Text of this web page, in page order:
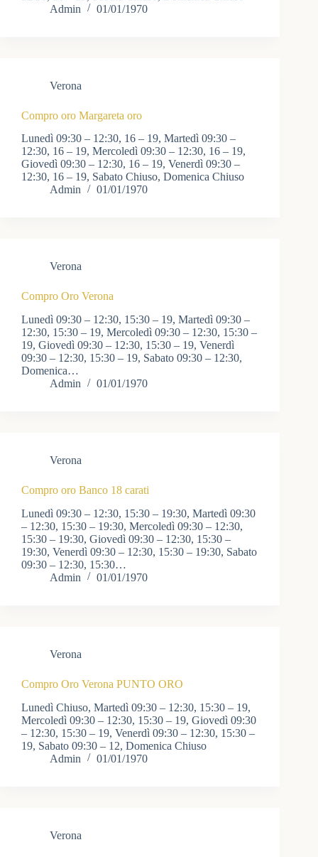
Admin
01/01/1970
Verona
Compro oro Margareta oro
Lunedì 09:30 – 12:30, 16 – 19, Martedì 09:30 –
12:30, 16 – 19, Mercoledì 09:30 – 12:30, 16 – 19,
Giovedì 09:30 – 12:30, 16 – 19, Venerdì 09:30 –
12:30, 16 – 19, Sabato Chiuso, Domenica Chiuso
Admin
01/01/1970
Verona
Compro Oro Verona
Lunedì 09:30 – 12:30, 15:30 – 19, Martedì 09:30 –
12:30, 15:30 – 19, Mercoledì 09:30 – 12:30, 15:30 –
19, Giovedì 09:30 – 12:30, 15:30 – 19, Venerdì
09:30 – 12:30, 15:30 – 19, Sabato 09:30 – 12:30,
Domenica…
Admin
01/01/1970
Verona
Compro oro Banco 18 carati
Lunedì 09:30 – 12:30, 15:30 – 19:30, Martedì 09:30
– 12:30, 15:30 – 19:30, Mercoledì 09:30 – 12:30,
15:30 – 19:30, Giovedì 09:30 – 12:30, 15:30 –
19:30, Venerdì 09:30 – 12:30, 15:30 – 19:30, Sabato
09:30 – 12:30, 15:30…
Admin
01/01/1970
Verona
Compro Oro Verona PUNTO ORO
Lunedì Chiuso, Martedì 09:30 – 12:30, 15:30 – 19,
Mercoledì 09:30 – 12:30, 15:30 – 19, Giovedì 09:30
– 12:30, 15:30 – 19, Venerdì 09:30 – 12:30, 15:30 –
19, Sabato 09:30 – 12, Domenica Chiuso
Admin
01/01/1970
Verona